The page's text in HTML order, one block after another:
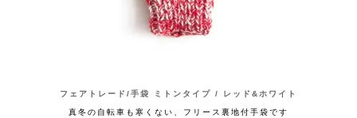
フェアトレード/手袋 ミトンタイプ / レッド&ホワイト
真冬の自転車も寒くない、フリース裏地付手袋です